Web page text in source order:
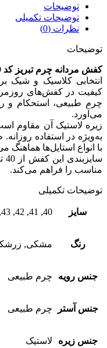
توضیحات
توضیحات تکمیلی
نظرات (0)
توضیحات
کفش مردانه چرم تبریز کد 159
انتخابی کلاسیک و شیک
کیفیت در کفش‌های
چرم طبیعی، استحکام و
می‌آورد.
زیره لاستیک آن مقاوم
به‌ویژه در استفاده
با انواع استایل‌ها هماهنگ
مناسب را فراهم می‌کند.
توضیحات تکمیلی
سایز 40, 41, 42, 43, 44
رنگ مشکی,
جنس رویه چرم طبیعی
جنس آستر چرم طبیعی
جنس زیره لاستیک